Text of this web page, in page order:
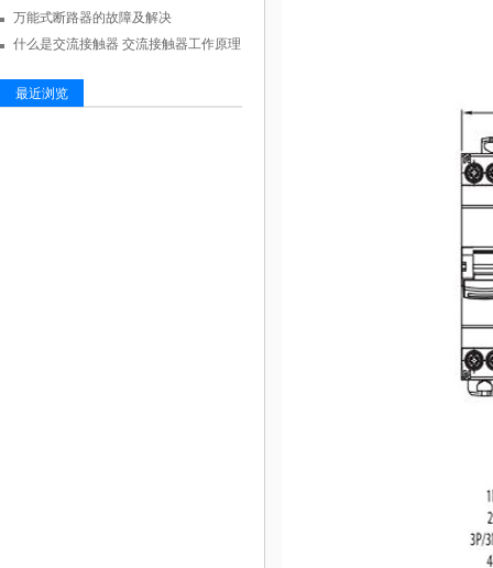
万能式断路器的故障及解决
什么是交流接触器 交流接触器工作原理
最近浏览